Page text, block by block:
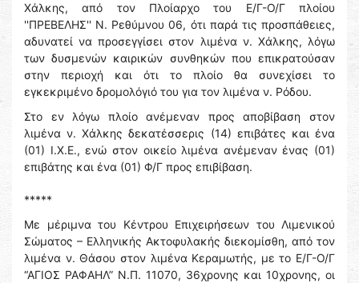
Χάλκης, από τον Πλοίαρχο του Ε/Γ-Ο/Γ πλοίου
''ΠΡΕΒΕΛΗΣ'' Ν. Ρεθύμνου 06, ότι παρά τις προσπάθειες,
αδυνατεί να προσεγγίσει στον λιμένα ν. Χάλκης, λόγω
των δυσμενών καιρικών συνθηκών που επικρατούσαν
στην περιοχή και ότι το πλοίο θα συνεχίσει το
εγκεκριμένο δρομολόγιό του για τον λιμένα ν. Ρόδου.
Στο εν λόγω πλοίο ανέμεναν προς αποβίβαση στον
λιμένα ν. Χάλκης δεκατέσσερις (14) επιβάτες και ένα
(01) Ι.Χ.Ε., ενώ στον οικείο λιμένα ανέμεναν ένας (01)
επιβάτης και ένα (01) Φ/Γ προς επιβίβαση.
*****
Με μέριμνα του Κέντρου Επιχειρήσεων του Λιμενικού
Σώματος – Ελληνικής Ακτοφυλακής διεκομίσθη, από τον
λιμένα ν. Θάσου στον λιμένα Κεραμωτής, με το Ε/Γ-Ο/Γ
“ΑΓΙΟΣ ΡΑΦΑΗΛ” Ν.Π. 11070, 36χρονης και 10χρονης, οι